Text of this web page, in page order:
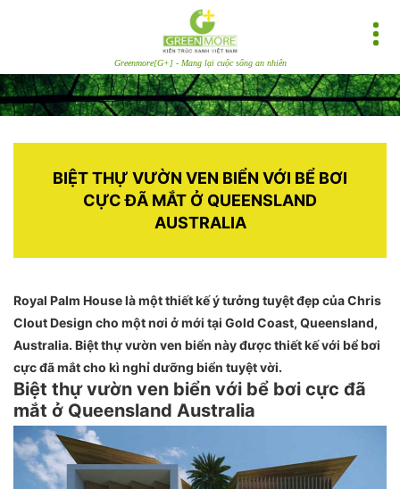
Greenmore[G+] - Mang lại cuộc sống an nhiên
BIỆT THỰ VƯỜN VEN BIỂN VỚI BỂ BƠI
CỰC ĐÃ MẮT Ở QUEENSLAND
AUSTRALIA
Royal Palm House là một thiết kế ý tưởng tuyệt đẹp của Chris
Clout Design cho một nơi ở mới tại Gold Coast, Queensland,
Australia. Biệt thự vườn ven biển này được thiết kế với bể bơi
cực đã mắt cho kì nghỉ dưỡng biển tuyệt vời.
Biệt thự vườn ven biển với bể bơi cực đã
mắt ở Queensland Australia